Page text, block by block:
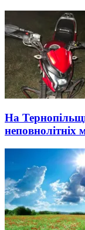
На
неповнолітніх